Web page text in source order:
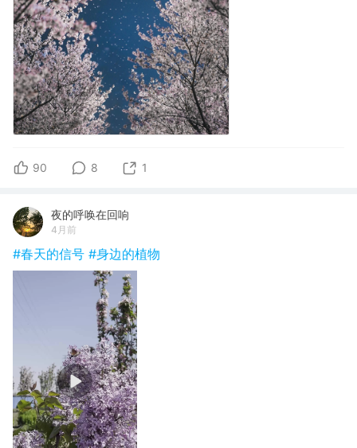
90 8 1
夜的呼唤在回响
4月前
#春天的信号 #身边的植物